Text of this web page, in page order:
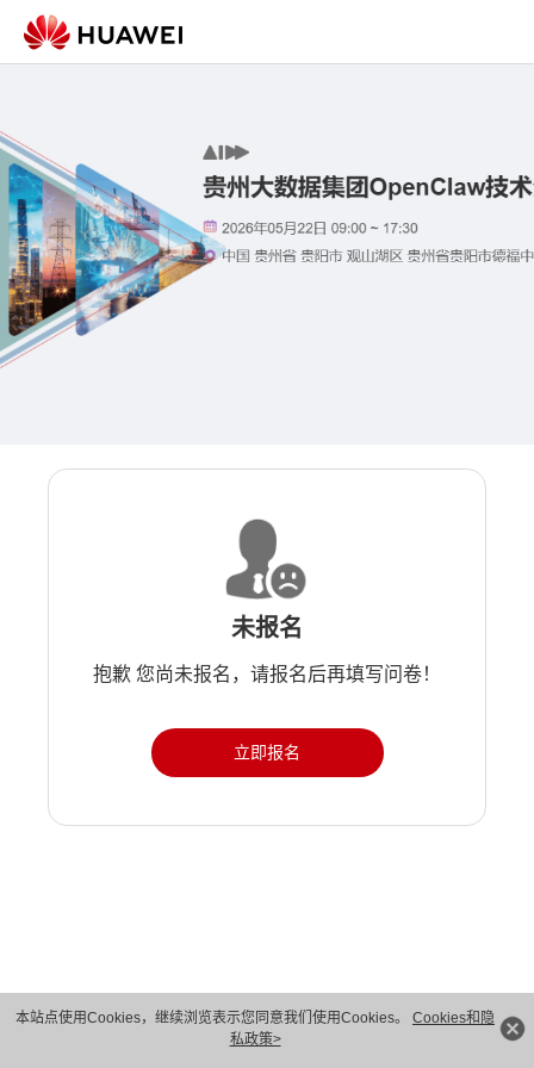
本站点使用Cookies，继续浏览表示您同意我们使用Cookies。 Cookies和隐
私政策>
未报名
抱歉 您尚未报名，请报名后再填写问卷！
立即报名
版权所有 © 华为技术有限公司 1998-2026。 保留一切权利。粤A2-20044005号
隐私保护
法律声明